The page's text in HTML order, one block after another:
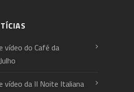
do Café da
vídeo da II Noite Italiana